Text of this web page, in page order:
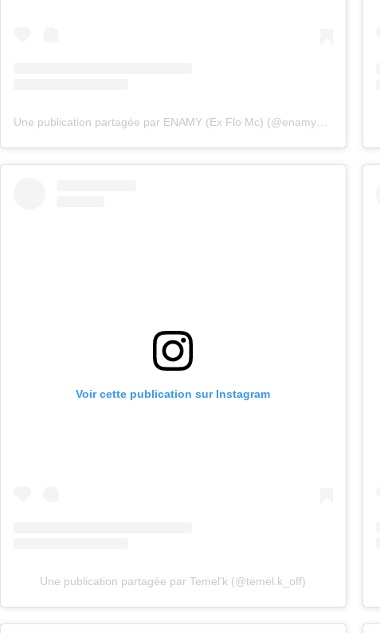
Voir cette publication sur Instagram
Une publication partagée par Temel'k (@temel.k_off)